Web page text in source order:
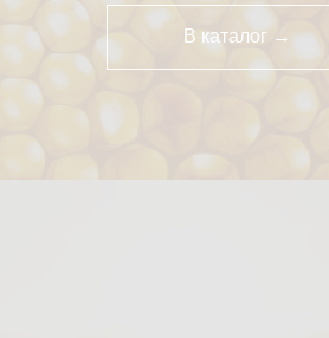
В каталог →